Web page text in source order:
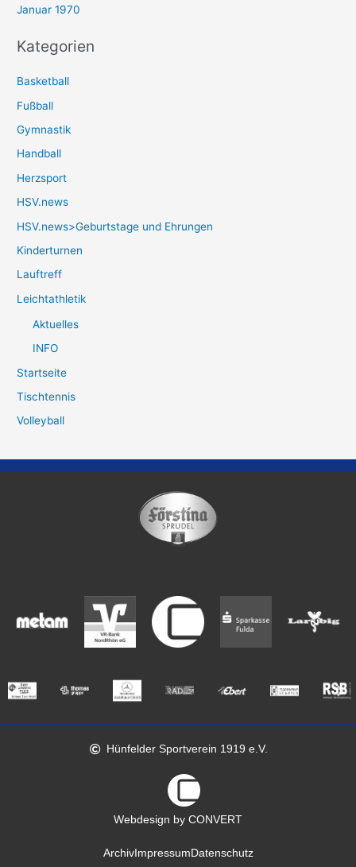
Januar 1970
Kategorien
Basketball
Fußball
Gymnastik
Handball
Herzsport
HSV.news
HSV.news>Geburtstage und Ehrungen
Kinderturnen
Lauftreff
Leichtathletik
Aktuelles
INFO
Startseite
Tischtennis
Volleyball
Hünfelder Sportverein 1919 e.V.
Webdesign by CONVERT
ArchivImpressum Datenschutz